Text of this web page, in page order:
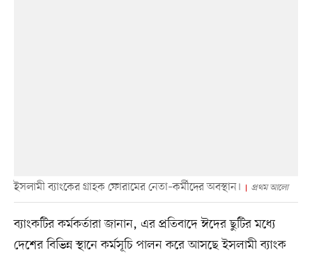
ইসলামী ব্যাংকের গ্রাহক ফোরামের নেতা–কর্মীদের অবস্থান। প্রথম আলো
ব্যাংকটির কর্মকর্তারা জানান, এর প্রতিবাদে ঈদের ছুটির মধ্যে
দেশের বিভিন্ন স্থানে কর্মসূচি পালন করে আসছে ইসলামী ব্যাংক